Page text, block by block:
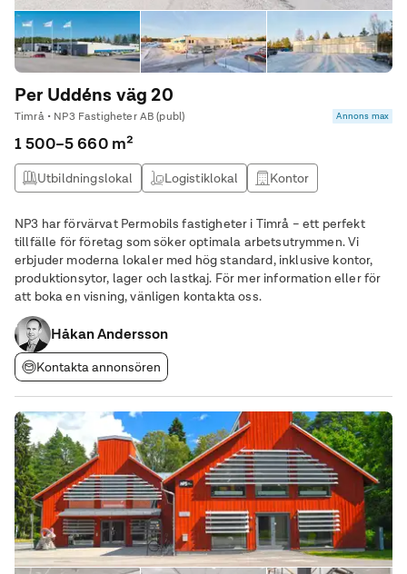
Per Uddéns väg 20
Timrå • NP3 Fastigheter AB (publ) Annons max
1 500–5 660 m²
Utbildningslokal Logistiklokal
Kontor
NP3 har förvärvat Permobils fastigheter i Timrå – ett perfekt
tillfälle för företag som söker optimala arbetsutrymmen. Vi
erbjuder moderna lokaler med hög standard, inklusive kontor,
produktionsytor, lager och lastkaj. För mer information eller för
att boka en visning, vänligen kontakta oss.
Håkan Andersson
Kontakta annonsören